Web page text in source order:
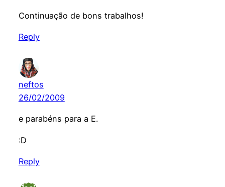
Continuação de bons trabalhos!
Reply
neftos
26/02/2009
e parabéns para a E.
:D
Reply